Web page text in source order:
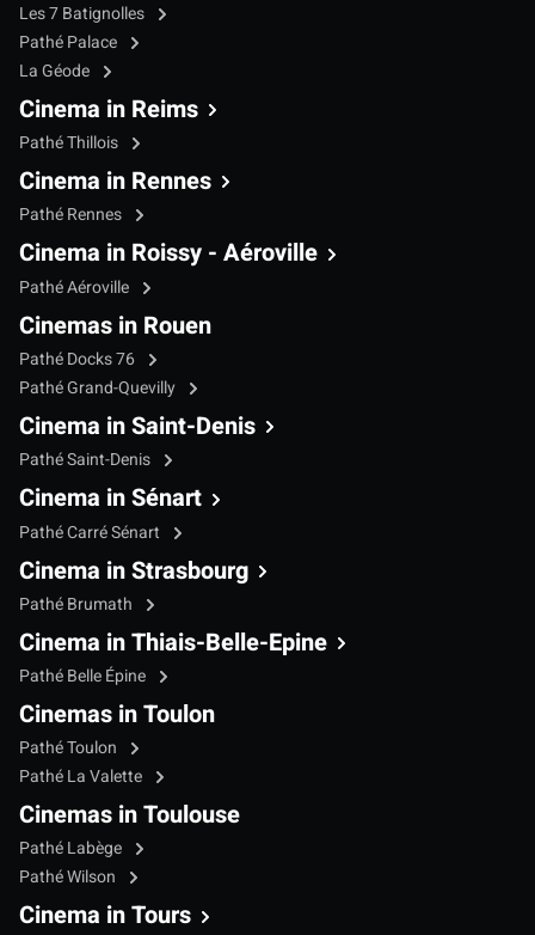
Les 7 Batignolles
Pathé Palace
La Géode
Cinema in Reims
Pathé Thillois
Cinema in Rennes
Pathé Rennes
Cinema in Roissy - Aéroville
Pathé Aéroville
Cinemas in Rouen
Pathé Docks 76
Pathé Grand-Quevilly
Cinema in Saint-Denis
Pathé Saint-Denis
Cinema in Sénart
Pathé Carré Sénart
Cinema in Strasbourg
Pathé Brumath
Cinema in Thiais-Belle-Epine
Pathé Belle Épine
Cinemas in Toulon
Pathé Toulon
Pathé La Valette
Cinemas in Toulouse
Pathé Labège
Pathé Wilson
Cinema in Tours